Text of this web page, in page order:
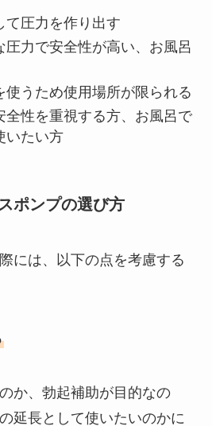
て圧力を作り出す
圧力で安全性が高い、お風呂
使うため使用場所が限られる
全性を重視する方、お風呂で
いたい方
ポンプの選び方
には、以下の点を考慮する
か、勃起補助が目的なの
延長として使いたいのかに